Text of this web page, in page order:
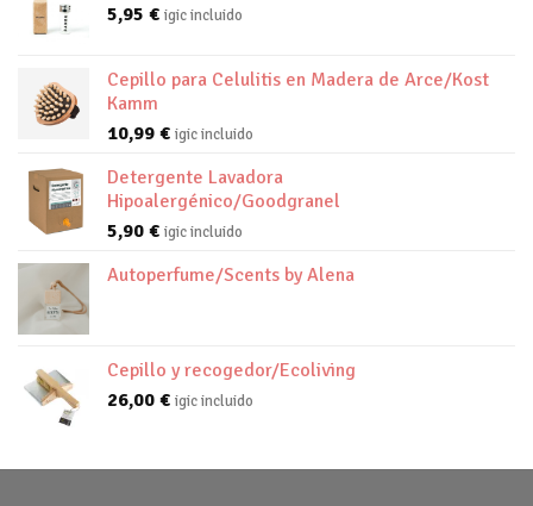
5,95 € igic incluido
Cepillo para Celulitis en Madera de Arce/Kost
Kamm
10,99 € igic incluido
Detergente Lavadora
Hipoalergénico/Goodgranel
5,90 € igic incluido
Autoperfume/Scents by Alena
Cepillo y recogedor/Ecoliving
26,00 € igic incluido